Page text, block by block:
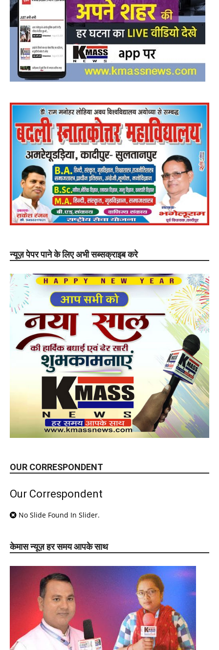
न्यूज़ पेपर पाने के लिए अभी सब्सक्राइब करे
OUR CORRESPONDENT
Our Correspondent
No Slide Found In Slider.
केमास न्यूज़ हर समय आपके साथ